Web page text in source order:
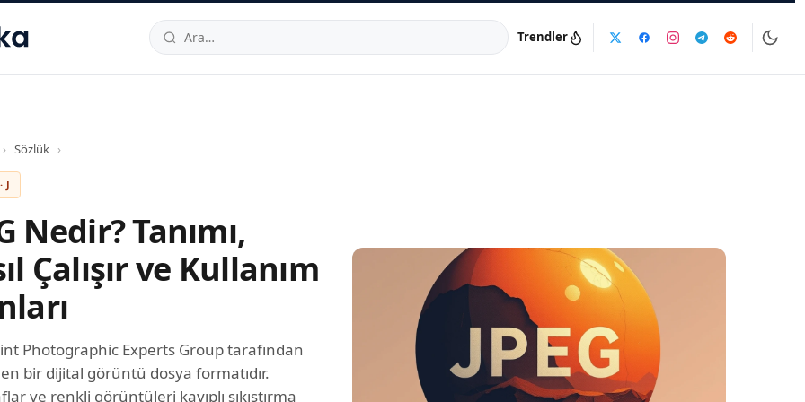
34520TRTelefon:0850 444 30 49E-posta:info@dijinika.net
Trendler
› Sözlük ›
J
Nedir? Tanımı,
Çalışır ve Kullanım
Photographic Experts Group tarafından
bir dijital görüntü dosya formatıdır.
ve renkli görüntüleri kayıplı sıkıştırma